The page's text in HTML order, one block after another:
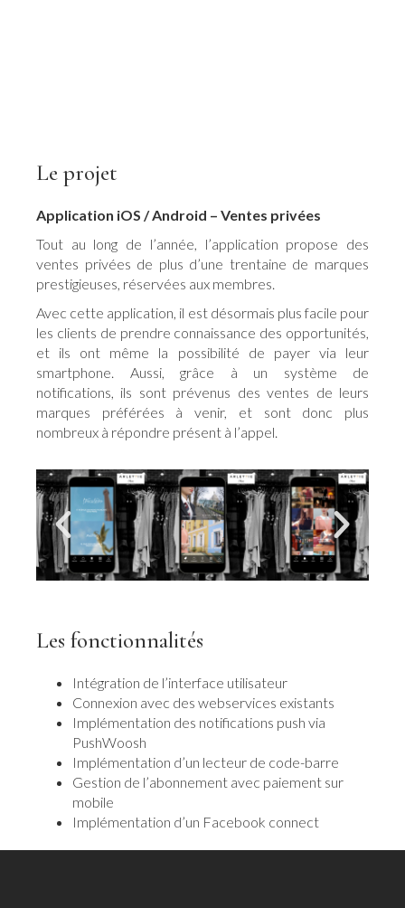
Le projet
Application iOS / Android – Ventes privées
Tout au long de l’année, l’application propose des
ventes privées de plus d’une trentaine de marques
prestigieuses, réservées aux membres.
Avec cette application, il est désormais plus facile pour
les clients de prendre connaissance des opportunités,
et ils ont même la possibilité de payer via leur
smartphone. Aussi, grâce à un système de
notifications, ils sont prévenus des ventes de leurs
marques préférées à venir, et sont donc plus
nombreux à répondre présent à l’appel.
Les fonctionnalités
Intégration de l’interface utilisateur
Connexion avec des webservices existants
Implémentation des notifications push via
PushWoosh
Implémentation d’un lecteur de code-barre
Gestion de l’abonnement avec paiement sur
mobile
Implémentation d’un Facebook connect